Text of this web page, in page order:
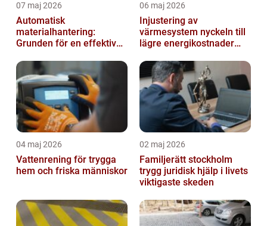
07 maj 2026
Automatisk
materialhantering:
Grunden för en effektiv
06 maj 2026
Injustering av
värmesystem nyckeln till
lägre energikostnader
inomhusklimat
04 maj 2026
Vattenrening för trygga
hem och friska människor
02 maj 2026
Familjerätt stockholm
trygg juridisk hjälp i livets
viktigaste skeden